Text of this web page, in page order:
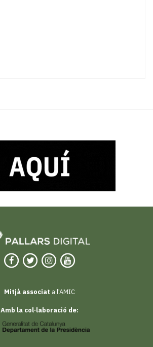
Mitjà associat a l'AMIC
Amb la col·laboració de: